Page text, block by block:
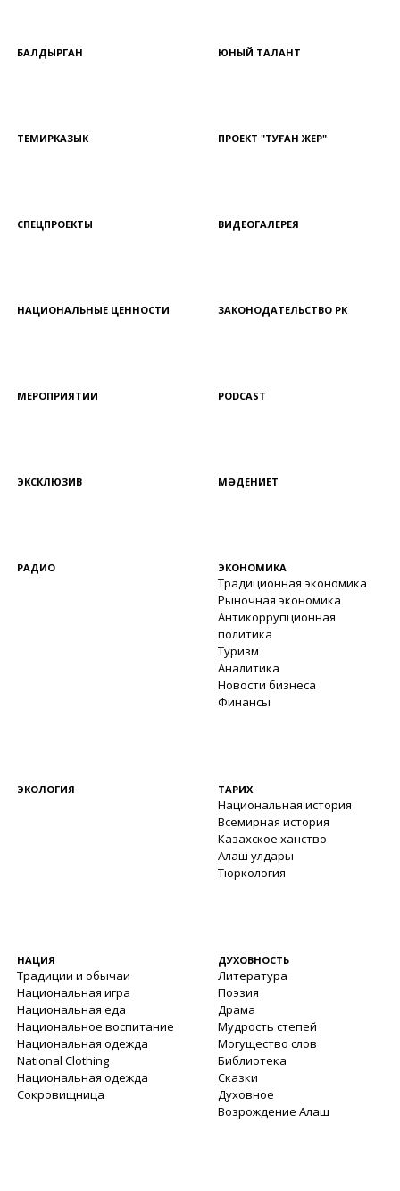
БАЛДЫРГАН ЮНЫЙ ТАЛАНТ
ТЕМИРКАЗЫК ПРОЕКТ "ТУҒАН ЖЕР"
СПЕЦПРОЕКТЫ ВИДЕОГАЛЕРЕЯ
НАЦИОНАЛЬНЫЕ ЦЕННОСТИ ЗАКОНОДАТЕЛЬСТВО РК
МЕРОПРИЯТИИ PODCAST
ЭКСКЛЮЗИВ МӘДЕНИЕТ
РАДИО ЭКОНОМИКА
Традиционная экономика
Рыночная экономика
Антикоррупционная
политика
Туризм
Аналитика
Новости бизнеса
Финансы
ЭКОЛОГИЯ ТАРИХ
Национальная история
Всемирная история
Казахское ханство
Алаш улдары
Тюркология
НАЦИЯ
Традиции и обычаи
Национальная игра
Национальная еда
Национальное воспитание
Национальная одежда
National Clothing
Национальная одежда
Сокровищница
ДУХОВНОСТЬ
Литература
Поэзия
Драма
Мудрость степей
Могущество слов
Библиотека
Сказки
Духовное
Возрождение Алаш